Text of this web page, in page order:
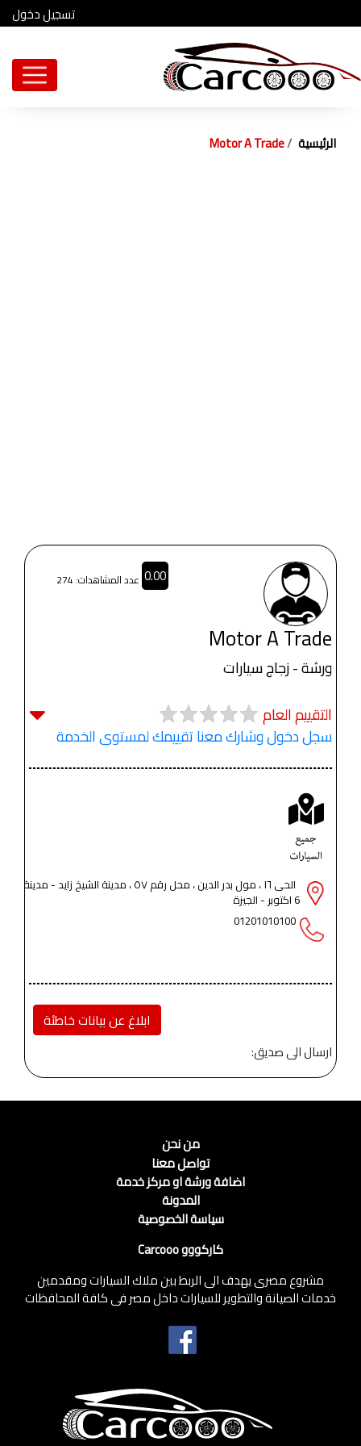
تسجيل دخول
الرئيسية Motor A Trade
Motor A Trade
ورشة - زجاج سيارات
التقييم العام
سجل دخول وشارك معنا تقييمك لمستوى الخدمة
الحى ١٦ ، مول بدر الدين ، محل رقم ٥٧ ، مدينة الشيخ زايد - مدينة
6 اكتوبر - الجيزة
01201010100
ابلاغ عن بيانات خاطئة
0.00 عدد المشاهدات: 274
ارسال الى صديق:
من نحن
تواصل معنا
اضافة ورشة او مركز خدمة
المدونة
سياسة الخصوصية
كاركووو Carcooo
مشروع مصرى يهدف الى الربط بين ملاك السيارات ومقدمين
خدمات الصيانة والتطوير للسيارات داخل مصر فى كافة المحافظات